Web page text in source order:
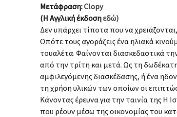
Μετάφραση:Clopy
(Η Αγγλική έκδοσηεδώ)
Δεν υπάρχει τίποτα που να
Οπότε τους αγοράζεις ένα ηλιακά
τουαλέτα. Φαίνονται διασκεδαστικά
από την τρίτη και μετά. Ως τη
αμφιλεγόμενης διασκέδασης, ή ένα
τη χρήση υλικών των οποίων οι
Κάνοντας έρευνα για την ταινία της
που ρέουν μέσω της οικονομίας του